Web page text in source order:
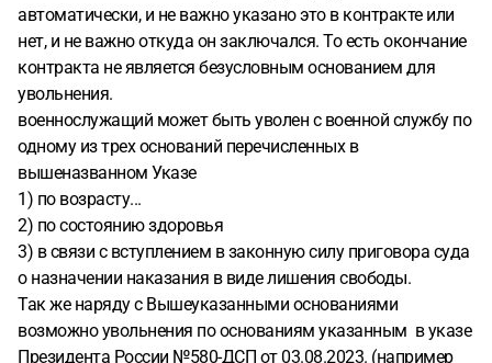
автоматически, и не важно указано это в контракте или
нет, и не важно откуда он заключался. То есть окончание
контракта не является безусловным основанием для
увольнения.
военнослужащий может быть уволен с военной службу по
одному из трех оснований перечисленных в
вышеназванном Указе
1) по возрасту...
2) по состоянию здоровья
3) в связи с вступлением в законную силу приговора суда
о назначении наказания в виде лишения свободы.
Так же наряду с Вышеуказанными основаниями
возможно увольнения по основаниям указанным в указе
Президента России №580-ДСП от 03.08.2023. (например